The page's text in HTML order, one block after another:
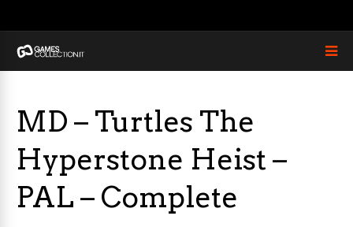
MD – Turtles The
Hyperstone Heist –
PAL – Complete